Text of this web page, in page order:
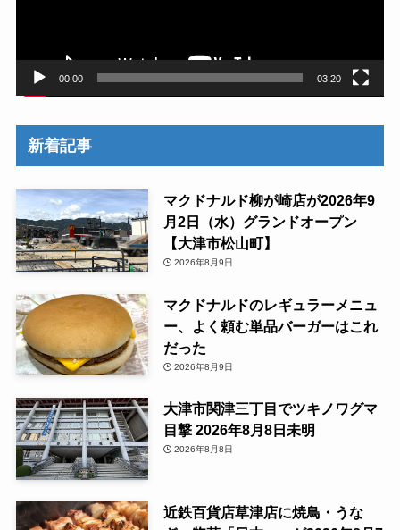
00:00 03:20
新着記事
マクドナルド柳が崎店が2026年9
月2日（水）グランドオープン
【大津市松山町】
2026年8月9日
マクドナルドのレギュラーメニュ
ー、よく頼む単品バーガーはこれ
だった
2026年8月9日
大津市関津三丁目でツキノワグマ
目撃 2026年8月8日未明
2026年8月8日
近鉄百貨店草津店に焼鳥・うな